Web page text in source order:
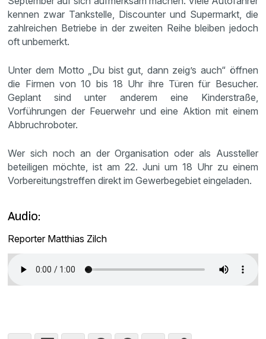
kennen zwar Tankstelle, Discounter und Supermarkt, die
zahlreichen Betriebe in der zweiten Reihe bleiben jedoch
oft unbemerkt.
Unter dem Motto „Du bist gut, dann zeig’s auch“ öffnen
die Firmen von 10 bis 18 Uhr ihre Türen für Besucher.
Geplant sind unter anderem eine Kinderstraße,
Vorführungen der Feuerwehr und eine Aktion mit einem
Abbruchroboter.
Wer sich noch an der Organisation oder als Aussteller
beteiligen möchte, ist am 22. Juni um 18 Uhr zu einem
Vorbereitungstreffen direkt im Gewerbegebiet eingeladen.
Audio:
Reporter Matthias Zilch